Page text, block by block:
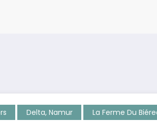
Delta, Namur La Ferme Du